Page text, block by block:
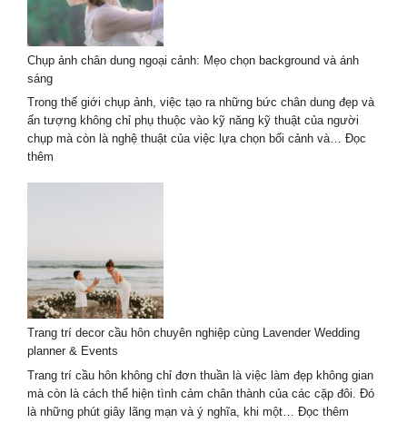
ngoại
cảnh
2026
–
nhiên
nghệ
thuật
Chụp ảnh chân dung ngoại cảnh: Mẹo chọn background và ánh
sáng
Trong thế giới chụp ảnh, việc tạo ra những bức chân dung đẹp và
ấn tượng không chỉ phụ thuộc vào kỹ năng kỹ thuật của người
chụp mà còn là nghệ thuật của việc lựa chọn bối cảnh và… Đọc
thêm
cảnh:
Mẹo
chọn
background
và
ánh
sáng
Trang trí decor cầu hôn chuyên nghiệp cùng Lavender Wedding
planner & Events
Trang trí cầu hôn không chỉ đơn thuần là việc làm đẹp không gian
mà còn là cách thể hiện tình cảm chân thành của các cặp đôi. Đó
là những phút giây lãng mạn và ý nghĩa, khi một… Đọc thêm